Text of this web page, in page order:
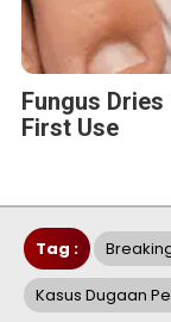
Fungus
First Use
Tag :
Kasus Dugaan